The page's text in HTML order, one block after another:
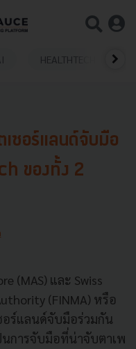
HEALTHTECH
เซอร์แลนด์จับมือ
ของทั้ง 2
(MAS) และ Swiss
(FINMA) หรือ
อร์แลนด์จับมือร่วมกัน
การจับมือที่น่าจับตาเพ